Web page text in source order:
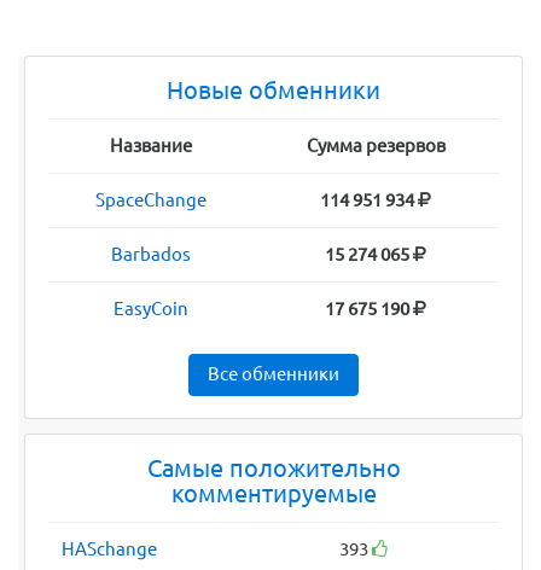
Новые обменники
Название Сумма резервов
SpaceChange 114 951 934
Barbados 15 274 065
EasyCoin 17 675 190
Все обменники
Самые положительно
комментируемые
HASchange 393